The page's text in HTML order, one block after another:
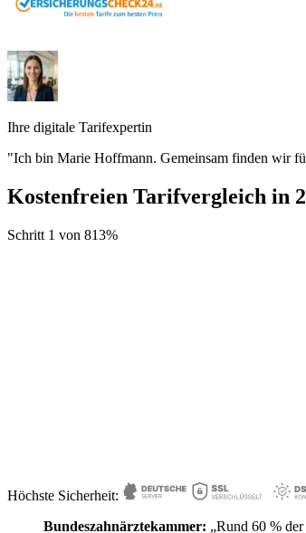
Ihre digitale Tarifexpertin
"Ich bin Marie Hoffmann. Gemeinsam finden wir
Kostenfreien Tarifvergleich in
Schritt 1 von 813%
Höchste Sicherheit:
Bundeszahnärztekammer: „Rund 60 %